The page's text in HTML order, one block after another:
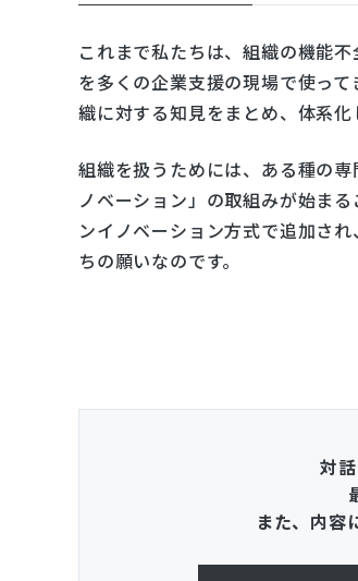
これまで私たちは、組織の機能
を多くの企業支援の現場で使っ
織に対する知見をまとめ、体系
組織を扱うためには、ある種の
ノベーション」の取組みが始ま
ンイノベーション方式で追加さ
ちの願いなのです。
対
また、内容